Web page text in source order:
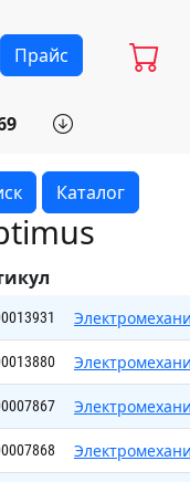
Прайс
Каталог